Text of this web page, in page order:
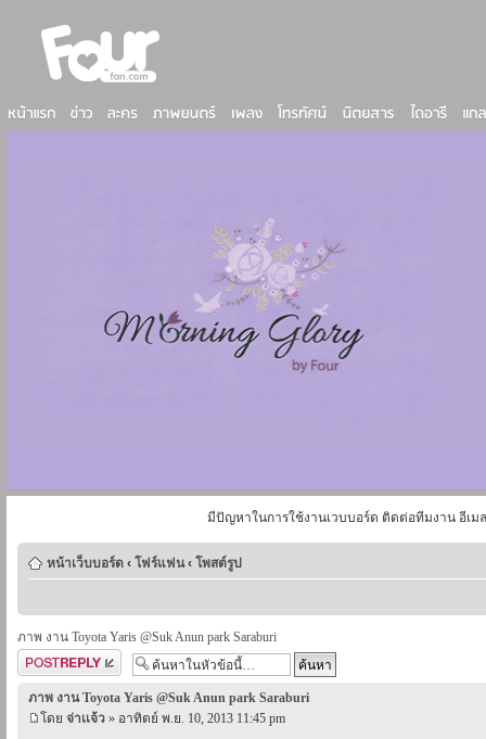
มีปัญหาในการใช้งานเวบบอร์ด ติดต่อทีมงาน อีเม
หน้าเว็บบอร์ด ‹ โฟร์แฟน ‹ โพสต์รูป
ภาพ งาน Toyota Yaris @Suk Anun park Saraburi
ตอบกระทู้
ภาพ งาน Toyota Yaris @Suk Anun park Saraburi
โดย จ่าเเจ้ว » อาทิตย์ พ.ย. 10, 2013 11:45 pm